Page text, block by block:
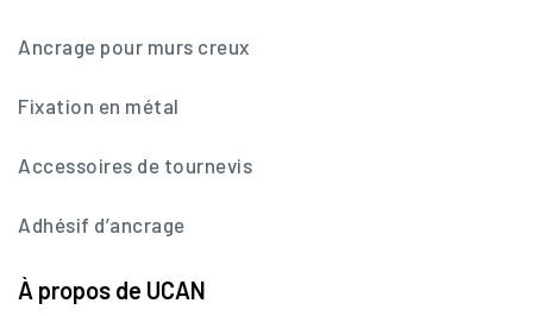
Ancrage pour murs creux
Fixation en métal
Accessoires de tournevis
Adhésif d’ancrage
À propos de UCAN